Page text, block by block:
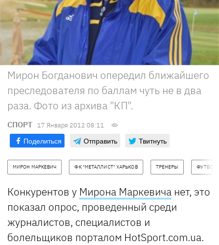
Мирон Богданович опередил ближайшего
преследователя по баллам чуть не в два
раза. Фото из архива "КП".
СПОРТ 17 Января 2012 08:11
Поделиться Отправить Твитнуть
МИРОН МАРКЕВИЧ ФК "МЕТАЛЛИСТ" ХАРЬКОВ ТРЕНЕРЫ ФУТБОЛ
Конкурентов у Мирона Маркевича нет, это
показал опрос, проведенный среди
журналистов, специалистов и
болельщиков порталом HotSport.com.ua.